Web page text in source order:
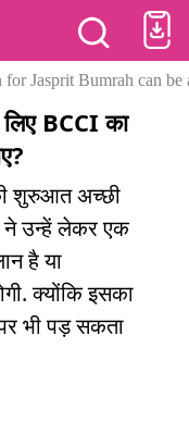
Jasprit Bumrah can
BCCI का
शुरुआत अच्छी
ने उन्हें लेकर एक
है या
क्योंकि इसका
भी पड़ सकता